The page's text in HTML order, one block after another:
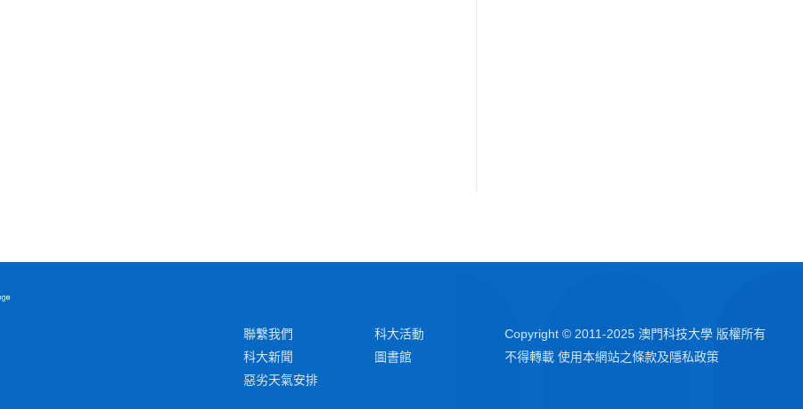
聯繫我們
科大活動
科大新聞
圖書館
惡劣天氣安排
Copyright © 2011-2025 澳門科技大學 版權所有
不得轉載 使用本網站之條款及隱私政策